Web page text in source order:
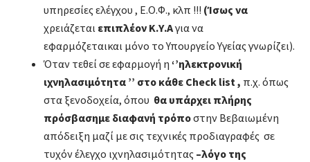
υπηρεσίες ελέγχου , Ε.Ο.Φ., κλπ !!! (Ίσως να
χρειάζεται επιπλέον Κ.Υ.Αγια να
εφαρμόζεταικαι μόνο το Υπουργείο Υγείας γνωρίζει).
Όταν τεθεί σε εφαρμογή η ‘’ηλεκτρονική
ιχνηλασιμότητα ’’ στο κάθε Check list , π.χ. όπως
στα ξενοδοχεία, όπου θα υπάρχει πλήρης
πρόσβασηµε διαφανή τρόποστην Βεβαιωμένη
απόδειξη μαζί με σις τεχνικές προδιαγραφές σε
τυχόν έλεγχο ιχνηλασιμότητας –λόγο της